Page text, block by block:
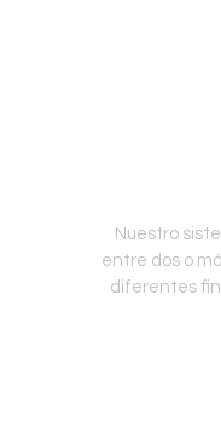
Nuestro
entre dos o
diferentes